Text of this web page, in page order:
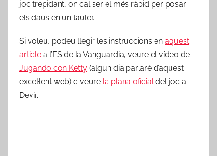
joc trepidant, on cal ser el més ràpid per posar
els daus en un tauler.
Si voleu, podeu llegir les instruccions en aquest
article a l’ES de la Vanguardia, veure el vídeo de
Jugando con Ketty (algun dia parlaré d’aquest
excel·lent web) o veure la plana oficialdel joc a
Devir.